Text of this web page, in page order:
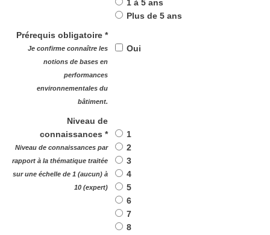
1 à 5 ans
Plus de 5 ans
Prérequis obligatoire *
Je confirme connaître les
notions de bases en
performances
environnementales du
bâtiment.
Oui
Niveau de
connaissances *
Niveau de connaissances par
rapport à la thématique traitée
sur une échelle de 1 (aucun) à
10 (expert)
1
2
3
4
5
6
7
8